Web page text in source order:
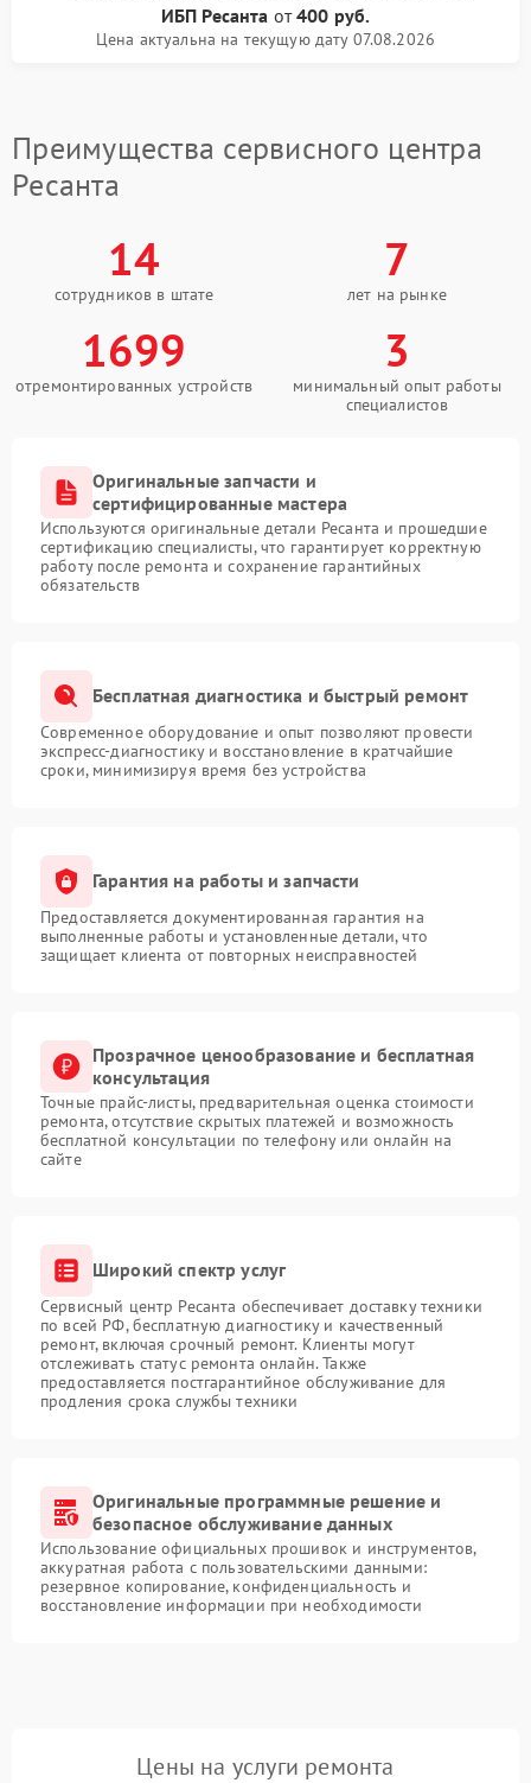
ИБП Ресанта от400 руб.
Цена актуальна на текущую дату 07.08.2026
Преимущества сервисного центра
Ресанта
14
сотрудников в штате
7
лет на рынке
1699
отремонтированных устройств
3
минимальный опыт работы
специалистов
Оригинальные запчасти и
сертифицированные мастера
Используются оригинальные детали Ресанта и прошедшие
сертификацию специалисты, что гарантирует корректную
работу после ремонта и сохранение гарантийных
обязательств
Бесплатная диагностика и быстрый ремонт
Современное оборудование и опыт позволяют провести
экспресс-диагностику и восстановление в кратчайшие
сроки, минимизируя время без устройства
Гарантия на работы и запчасти
Предоставляется документированная гарантия на
выполненные работы и установленные детали, что
защищает клиента от повторных неисправностей
Прозрачное ценообразование и бесплатная
консультация
Точные прайс-листы, предварительная оценка стоимости
ремонта, отсутствие скрытых платежей и возможность
бесплатной консультации по телефону или онлайн на
сайте
Широкий спектр услуг
Сервисный центр Ресанта обеспечивает доставку техники
по всей РФ, бесплатную диагностику и качественный
ремонт, включая срочный ремонт. Клиенты могут
отслеживать статус ремонта онлайн. Также
предоставляется постгарантийное обслуживание для
продления срока службы техники
Оригинальные программные решение и
безопасное обслуживание данных
Использование официальных прошивок и инструментов,
аккуратная работа с пользовательскими данными:
резервное копирование, конфиденциальность и
восстановление информации при необходимости
Цены на услуги ремонта